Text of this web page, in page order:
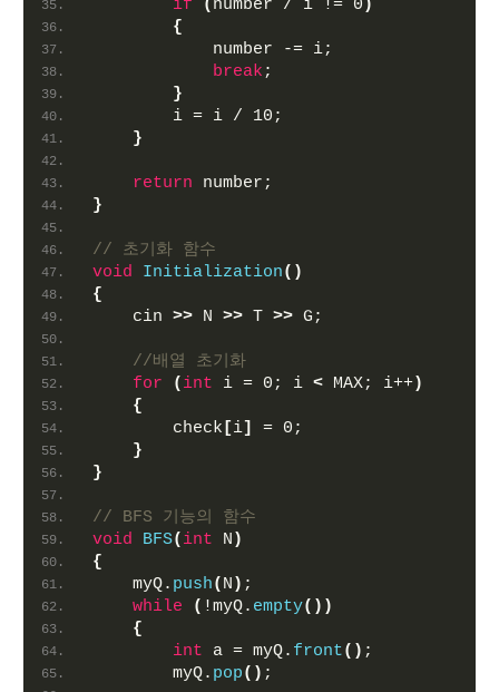
if ( number / i != 0 )
{
            number -= i;
break;
}
        i = i / 10;
}
return number;
}
// 초기화 함수
void
Initialization()
{
    cin
>> N >> T >> G;
//배열 초기화
for
( int i = 0; i < MAX; i++)
{
        check
[i]
= 0;
}
}
// BFS 기능의 함수
void
BFS( int N )
{
    myQ.
push( N ) ;
while
( !myQ. empty())
{
int a = myQ. front() ;
        myQ.
pop() ;